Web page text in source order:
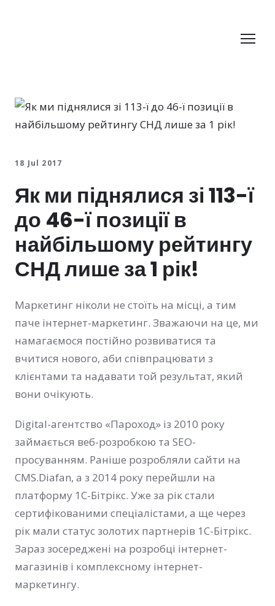
18 Jul 2017
Як ми піднялися зі 113-ї
до 46-ї позиції в
найбільшому рейтингу
СНД лише за 1 рік!
Маркетинг ніколи не стоїть на місці, а тим
паче інтернет-маркетинг. Зважаючи на це, ми
намагаємося постійно розвиватися та
вчитися нового, аби співпрацювати з
клієнтами та надавати той результат, який
вони очікують.
Digital-агентство «Пароход» із 2010 року
займається веб-розробкою та SЕО-
просуванням. Раніше розробляли сайти на
CMS.Diafan, а з 2014 року перейшли на
платформу 1С-Бітрікс. Уже за рік стали
сертифікованими спеціалістами, а ще через
рік мали статус золотих партнерів 1С-Бітрікс.
Зараз зосереджені на розробці інтернет-
магазинів і комплексному інтернет-
маркетингу.